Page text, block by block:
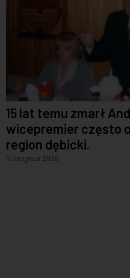
15 lat temu zmarł
wicepremier często
region dębicki.
5 sierpnia 2026